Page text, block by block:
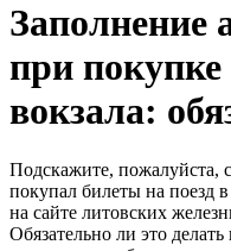
при покупке
вокзала:
Подскажите, пожалуйста,
покупал билеты на поезд
на сайте литовских
Обязательно ли это